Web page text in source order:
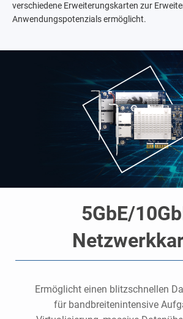
verschiedene Erweiterungskarten zur
Anwendungspotenzials ermöglicht.
5GbE/
Ermöglicht einen blitzschnellen
für bandbreitenintensive